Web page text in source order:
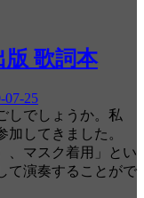
版 歌詞本
07-25
しでしょうか。私
してきました。
、マスク着用」とい
て演奏することがで